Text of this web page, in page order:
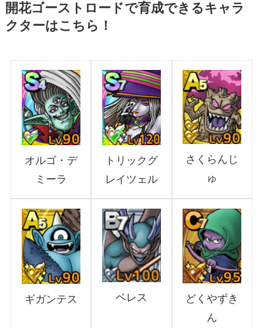
開花ゴーストロードで育成できるキャラ
クターはこちら！
オルゴ・デ
ミーラ
トリックグ
レイツェル
さくらんじ
ゅ
ギガンテス ベレス
どくやずき
ん